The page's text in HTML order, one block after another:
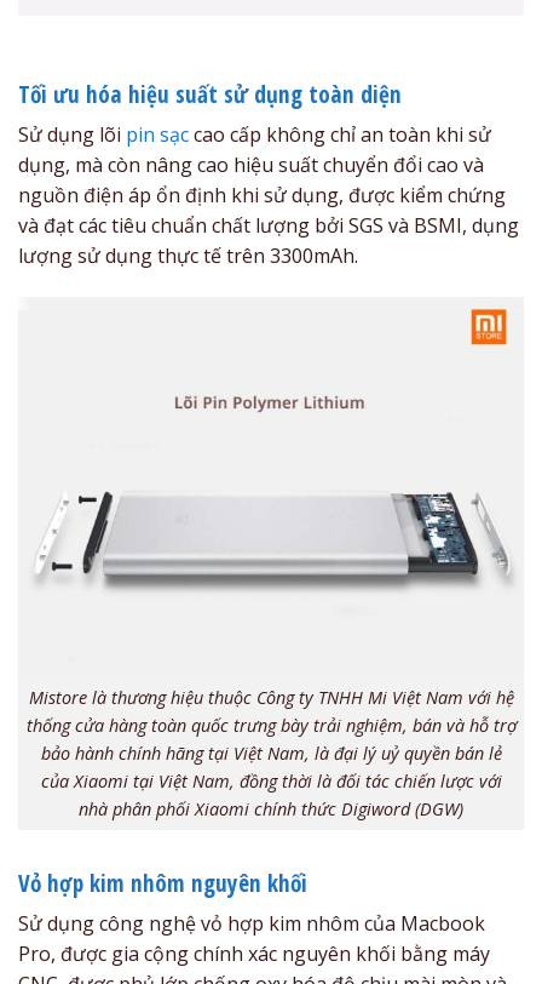
Tối ưu hóa hiệu suất sử dụng toàn diện
Sử dụng lõi pin sạccao cấp không chỉ an toàn khi sử
dụng, mà còn nâng cao hiệu suất chuyển đổi cao và
nguồn điện áp ổn định khi sử dụng, được kiểm chứng
và đạt các tiêu chuẩn chất lượng bởi SGS và BSMI, dụng
lượng sử dụng thực tế trên 3300mAh.
Mistore là thương hiệu thuộc Công ty TNHH Mi Việt Nam với hệ
thống cửa hàng toàn quốc trưng bày trải nghiệm, bán và hỗ trợ
bảo hành chính hãng tại Việt Nam, là đại lý uỷ quyền bán lẻ
của Xiaomi tại Việt Nam, đồng thời là đối tác chiến lược với
nhà phân phối Xiaomi chính thức Digiword (DGW)
Vỏ hợp kim nhôm nguyên khối
Sử dụng công nghệ vỏ hợp kim nhôm của Macbook
Pro, được gia cộng chính xác nguyên khối bằng máy